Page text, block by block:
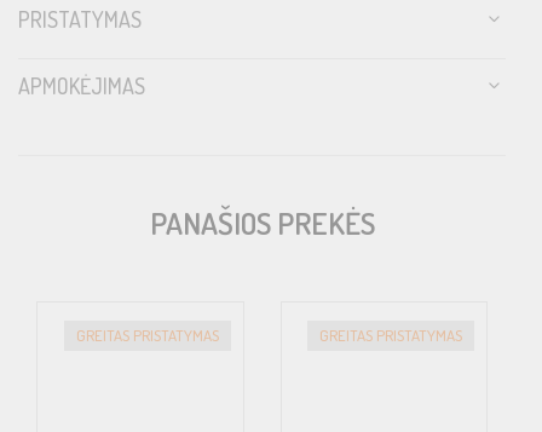
PRISTATYMAS
APMOKĖJIMAS
PANAŠIOS PREKĖS
GREITAS PRISTATYMAS GREITAS PRISTATYMAS